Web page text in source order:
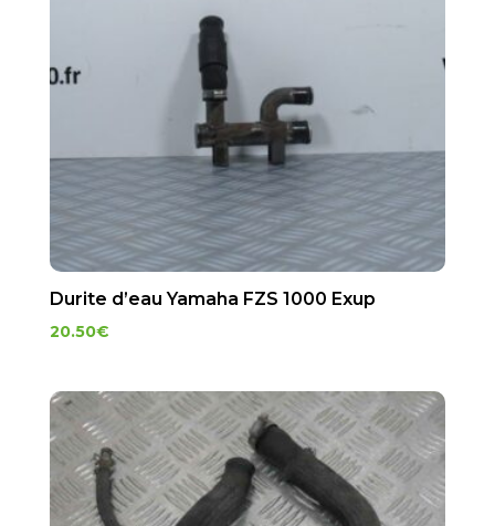
Durite d’eau Yamaha FZS 1000 Exup
20.50€